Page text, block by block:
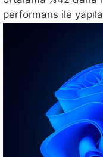
performans ile